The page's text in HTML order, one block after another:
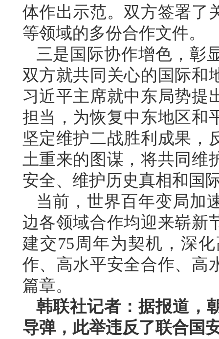
体作出示范。双方签署了
等领域的多份合作文件。
三是国际协作增色，彰
双方就共同关心的国际和
习近平主席就中东局势提
担当，为恢复中东地区和
坚定维护二战胜利成果，
土重来的图谋，将共同维
安全、维护历史真相和国
当前，世界百年变局加
边各领域合作均迎来崭新
建交75周年为契机，深
作、高水平安全合作、高
篇章。
韩联社记者：据报道，
导弹，此举违反了联合国